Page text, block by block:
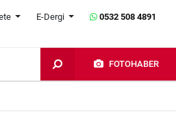
E-Dergi 0532 508 4891
FOTOHABER